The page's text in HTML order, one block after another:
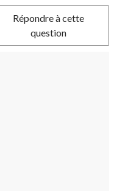
Répondre à cette
question